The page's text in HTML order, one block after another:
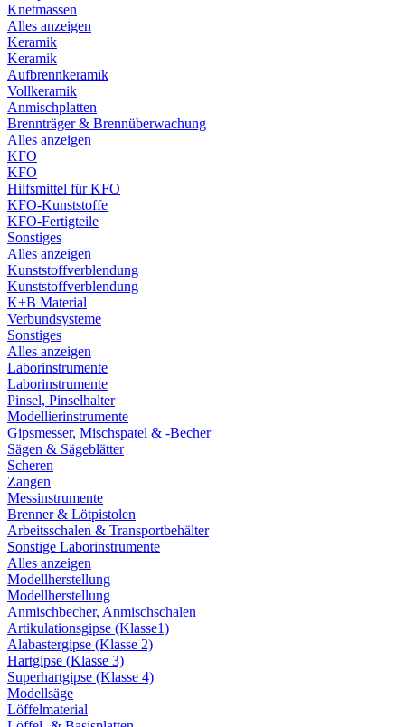
Knetmassen
Alles anzeigen
Keramik
Keramik
Aufbrennkeramik
Vollkeramik
Anmischplatten
Brennträger & Brennüberwachung
Alles anzeigen
KFO
KFO
Hilfsmittel für KFO
KFO-Kunststoffe
KFO-Fertigteile
Sonstiges
Alles anzeigen
Kunststoffverblendung
Kunststoffverblendung
K+B Material
Verbundsysteme
Sonstiges
Alles anzeigen
Laborinstrumente
Laborinstrumente
Pinsel, Pinselhalter
Modellierinstrumente
Gipsmesser, Mischspatel & -Becher
Sägen & Sägeblätter
Scheren
Zangen
Messinstrumente
Brenner & Lötpistolen
Arbeitsschalen & Transportbehälter
Sonstige Laborinstrumente
Alles anzeigen
Modellherstellung
Modellherstellung
Anmischbecher, Anmischschalen
Artikulationsgipse (Klasse1)
Alabastergipse (Klasse 2)
Hartgipse (Klasse 3)
Superhartgipse (Klasse 4)
Modellsäge
Löffelmaterial